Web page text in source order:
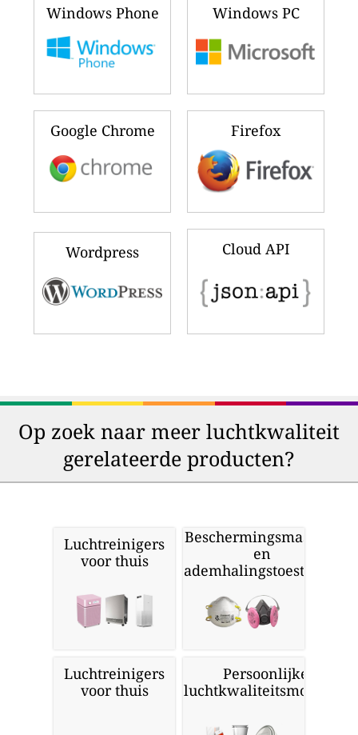
Windows Phone Windows PC
Google Chrome Firefox
Wordpress Cloud API
Op zoek naar meer luchtkwaliteit
gerelateerde producten?
Luchtreinigers
voor thuis
Beschermingsmaskers
en
ademhalingstoestellen
Luchtreinigers
voor thuis
Persoonlijke
luchtkwaliteitsmonitors